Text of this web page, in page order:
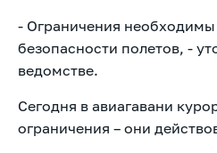
- Ограничения необходимы
безопасности полетов, -
ведомстве.
Сегодня в авиагавани
ограничения – они